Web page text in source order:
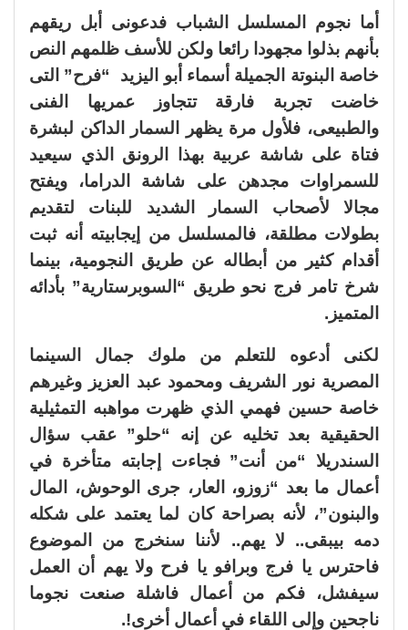
أما نجوم المسلسل الشباب فدعونى أبل ريقهم
بأنهم بذلوا مجهودا رائعا ولكن للأسف ظلمهم النص
خاصة البنوتة الجميلة أسماء أبو اليزيد “فرح” التى
خاضت تجربة فارقة تتجاوز عمريها الفنى
والطبيعى، فلأول مرة يظهر السمار الداكن لبشرة
فتاة على شاشة عربية بهذا الرونق الذي سيعيد
للسمراوات مجدهن على شاشة الدراما، ويفتح
مجالا لأصحاب السمار الشديد للبنات لتقديم
بطولات مطلقة، فالمسلسل من إيجابيته أنه ثبت
أقدام كثير من أبطاله عن طريق النجومية، بينما
شرخ تامر فرج نحو طريق “السوبرستارية” بأدائه
المتميز.
لكنى أدعوه للتعلم من ملوك جمال السينما
المصرية نور الشريف ومحمود عبد العزيز وغيرهم
خاصة حسين فهمي الذي ظهرت مواهبه التمثيلية
الحقيقية بعد تخليه عن إنه “حلو” عقب سؤال
السندريلا “من أنت” فجاءت إجابته متأخرة في
أعمال ما بعد “زوزو، العار، جرى الوحوش، المال
والبنون”، لأنه بصراحة كان لما يعتمد على شكله
دمه بيبقى.. لا يهم.. لأننا سنخرج من الموضوع
فاحترس يا فرج وبرافو يا فرح ولا يهم أن العمل
سيفشل، فكم من أعمال فاشلة صنعت نجوما
ناجحين وإلى اللقاء في أعمال أخرى!.